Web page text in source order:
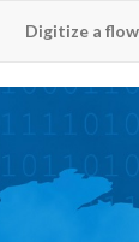
Digitize a